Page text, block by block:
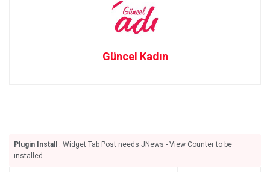
Güncel Kadın
Plugin Install
: Widget Tab Post needs JNews - View Counter to be
installed